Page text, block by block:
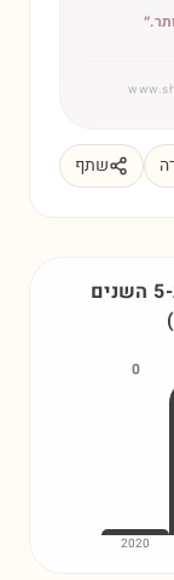
״
שתף
ב-5 השנים
(
0
2020